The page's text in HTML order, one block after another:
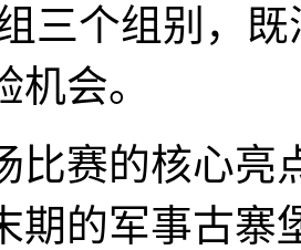
三个组别，
会。
赛的核心亮
期的军事古寨